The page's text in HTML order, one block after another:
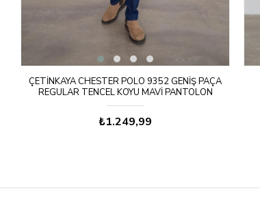
ÇETINKAYA CHESTER POLO 9352 GENIŞ PAÇA
REGULAR TENCEL KOYU MAVI PANTOLON
₺1.249,99